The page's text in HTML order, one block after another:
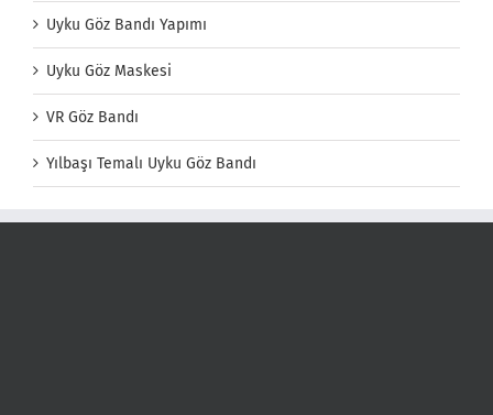
Uyku Göz Bandı Yapımı
Uyku Göz Maskesi
VR Göz Bandı
Yılbaşı Temalı Uyku Göz Bandı